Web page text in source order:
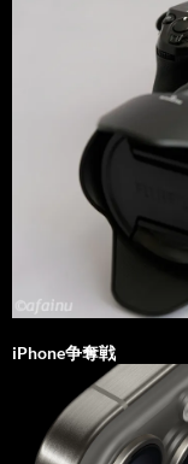
iPhone争奪戦